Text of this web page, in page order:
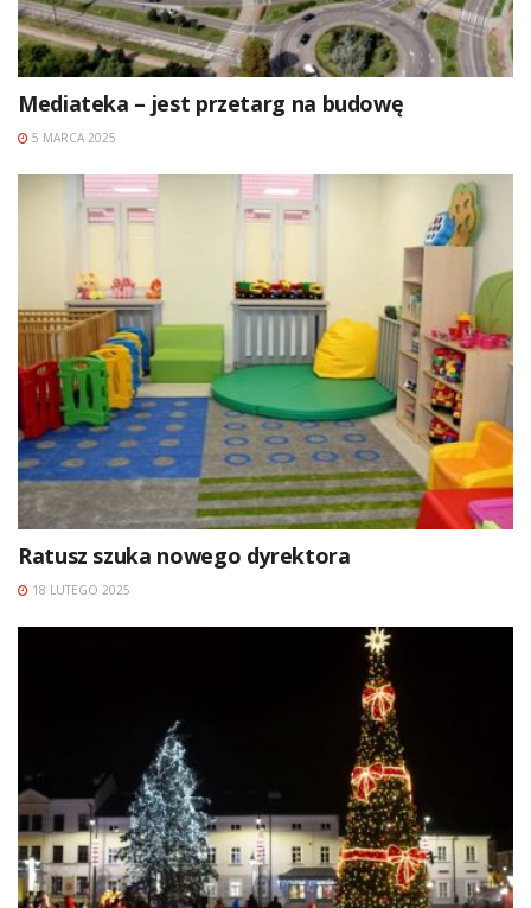
Mediateka – jest przetarg na budowę
5 MARCA 2025
Ratusz szuka nowego dyrektora
18 LUTEGO 2025